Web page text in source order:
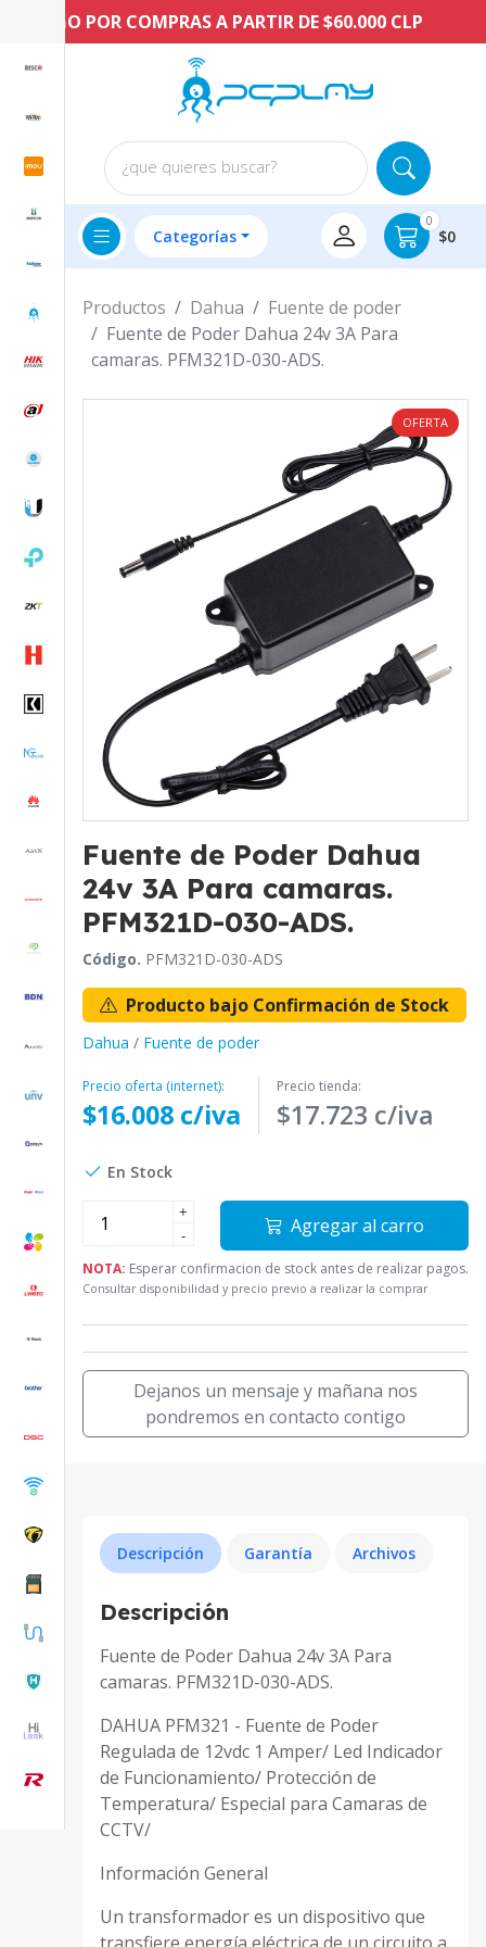
POR COMPRAS A PARTIR DE $60.000 CLP
¿que quieres buscar?
Categorías
0
$0
Productos Dahua
Fuente de poder
Fuente de Poder Dahua 24v 3A Para
camaras. PFM321D-030-ADS.
OFERTA
Fuente de Poder Dahua
24v 3A Para camaras.
PFM321D-030-ADS.
Código. PFM321D-030-ADS
Producto bajo Confirmación de Stock
Dahua / Fuente de poder
Precio oferta (internet):
$16.008 c/iva
Precio tienda:
$17.723 c/iva
En Stock
+
-
Agregar al carro
NOTA: Esperar confirmacion de stock antes de realizar pagos.
Consultar disponibilidad y precio previo a realizar la comprar
Dejanos un mensaje y mañana nos
pondremos en contacto contigo
Descripción Garantía Archivos
Descripción
Fuente de Poder Dahua 24v 3A Para
camaras. PFM321D-030-ADS.
DAHUA PFM321 - Fuente de Poder
Regulada de 12vdc 1 Amper/ Led Indicador
de Funcionamiento/ Protección de
Temperatura/ Especial para Camaras de
CCTV/
Información General
Un transformador es un dispositivo que